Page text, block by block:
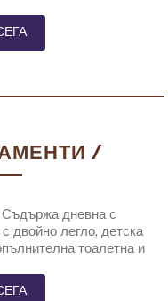
and a balcony which
/
Съдържа дневна с
двойно легло, детска
тоалетна и